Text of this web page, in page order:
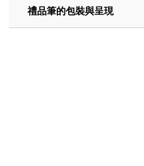
禮品筆的包裝與呈現